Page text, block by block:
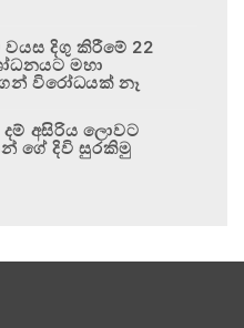
වයස දිගු කිරීමේ 22
මහා
විරෝධයක් නෑ
අසිරිය ලොවට
ගේ දිවි සුරකිමු